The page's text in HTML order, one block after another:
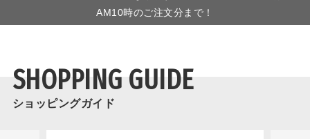
AM10時のご注文分まで！
SHOPPING GUIDE
ショッピングガイド